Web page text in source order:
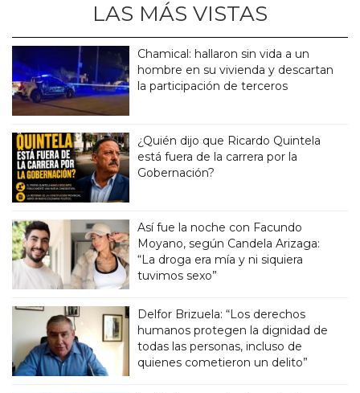
LAS MÁS VISTAS
Chamical: hallaron sin vida a un
hombre en su vivienda y descartan
la participación de terceros
¿Quién dijo que Ricardo Quintela
está fuera de la carrera por la
Gobernación?
Así fue la noche con Facundo
Moyano, según Candela Arizaga:
“La droga era mía y ni siquiera
tuvimos sexo”
Delfor Brizuela: “Los derechos
humanos protegen la dignidad de
todas las personas, incluso de
quienes cometieron un delito”